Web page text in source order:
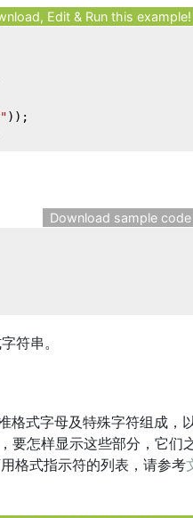
Edit & Run this example!
));
Download sample code
符串。
格式字母及特殊字符组成，
要怎样显示这些部分，它们
格式指示符的列表，请参考